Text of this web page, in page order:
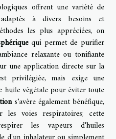
offrent une variété de
à divers besoins et
les plus appréciées, on
qui permet de purifier
relaxante ou tonifiante
une application directe sur la
privilégiée, mais exige une
huile végétale pour éviter toute
s'avère également bénéfique,
les voies respiratoires; cette
les vapeurs d'huiles